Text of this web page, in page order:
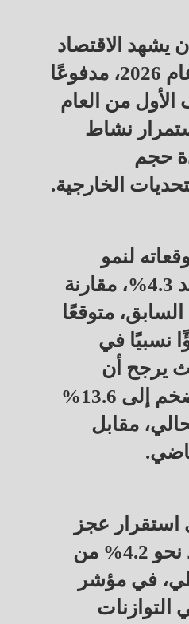
يشهد الاقتصاد
المصري نموًا خلال عام 2026، مدفوعًا
من العام
نشاط
حجم
الخارجية.
لنمو
الاقتصاد المصري عند 4.3%، مقارنة
السابق، متوقعًا
نسبيًا في
يرجح أن
ينخفض متوسط التضخم إلى 13.6%
مقابل
استقرار عجز
الحساب الجاري عند نحو 4.2% من
في مؤشر